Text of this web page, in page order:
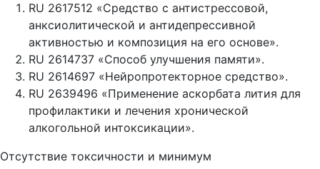
RU 2617512 «Средство с антистрессовой,
анксиолитической и антидепрессивной
активностью и композиция на его основе».
RU 2614737 «Способ улучшения памяти».
RU 2614697 «Нейропротекторное средство».
RU 2639496 «Применение аскорбата лития для
профилактики и лечения хронической
алкогольной интоксикации».
Отсутствие токсичности и минимум